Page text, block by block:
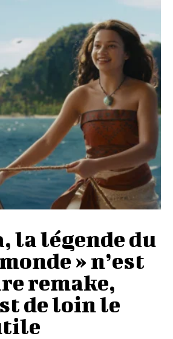
la légende du
» n’est
remake,
de loin le